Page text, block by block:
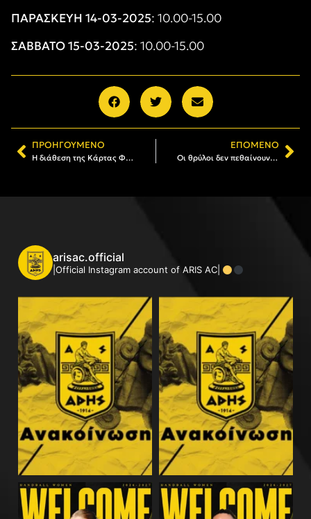
ΠΑΡΑΣΚΕΥΗ 14-03-2025: 10.00-15.00
ΣΑΒΒΑΤΟ 15-03-2025: 10.00-15.00
ΠΡΟΗΓΟΎΜΕΝΟ
Η διάθεση της Κάρτας Φιλάθλου του ΑΡΗ (06/03 – 09/03)
ΕΠΌΜΕΝΟ
Οι θρύλοι δεν πεθαίνουν. Ξεκουράζονται…
arisac.official
|Official Instagram account of ARIS AC|